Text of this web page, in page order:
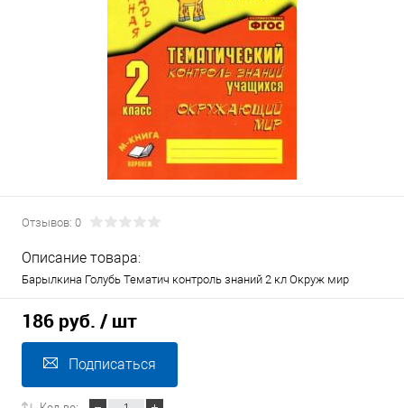
Отзывов: 0
Описание товара:
Барылкина Голубь Тематич контроль знаний 2 кл Окруж мир
186 руб. / шт
Подписаться